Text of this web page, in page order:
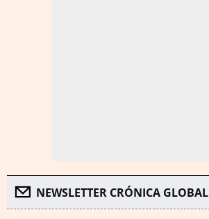
NEWSLETTER CRÓNICA GLOBAL